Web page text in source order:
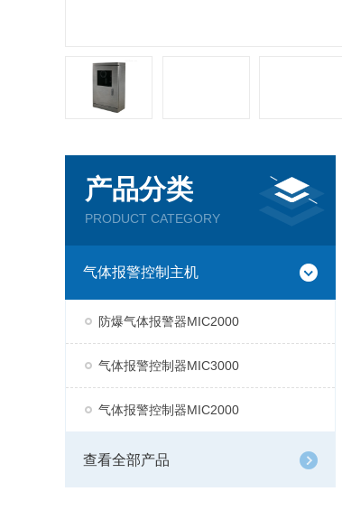
产品分类
PRODUCT CATEGORY
气体报警控制主机
防爆气体报警器MIC2000
气体报警控制器MIC3000
气体报警控制器MIC2000
查看全部产品